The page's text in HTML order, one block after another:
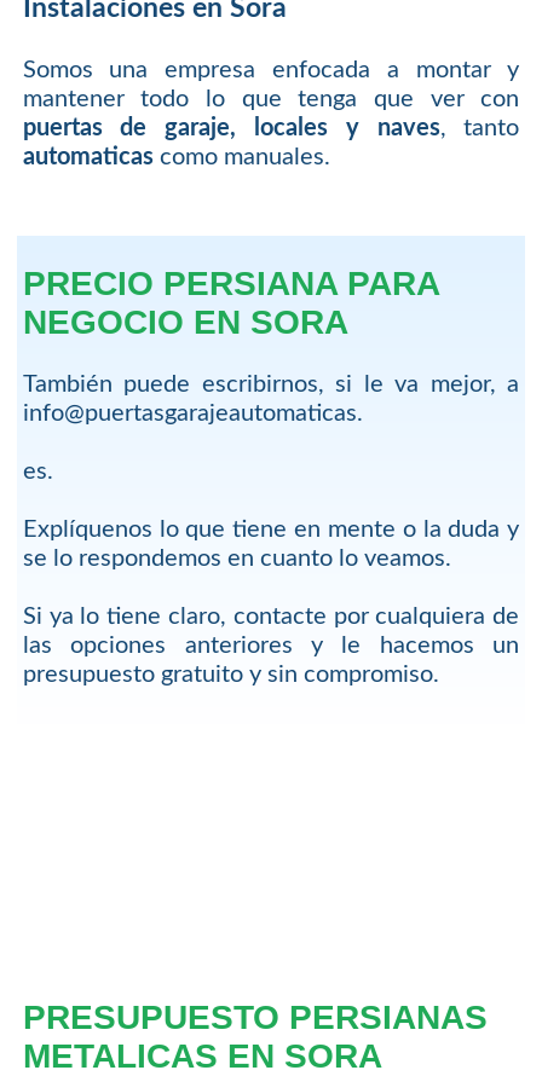
Instalaciones en Sora
Somos una empresa enfocada a montar y
mantener todo lo que tenga que ver con
puertas de garaje, locales y naves, tanto
automaticascomo manuales.
PRECIO PERSIANA PARA
NEGOCIO EN SORA
También puede escribirnos, si le va mejor, a
info@puertasgarajeautomaticas.
es.
Explíquenos lo que tiene en mente o la duda y
se lo respondemos en cuanto lo veamos.
Si ya lo tiene claro, contacte por cualquiera de
las opciones anteriores y le hacemos un
presupuesto gratuito y sin compromiso.
PRESUPUESTO PERSIANAS
METALICAS EN SORA